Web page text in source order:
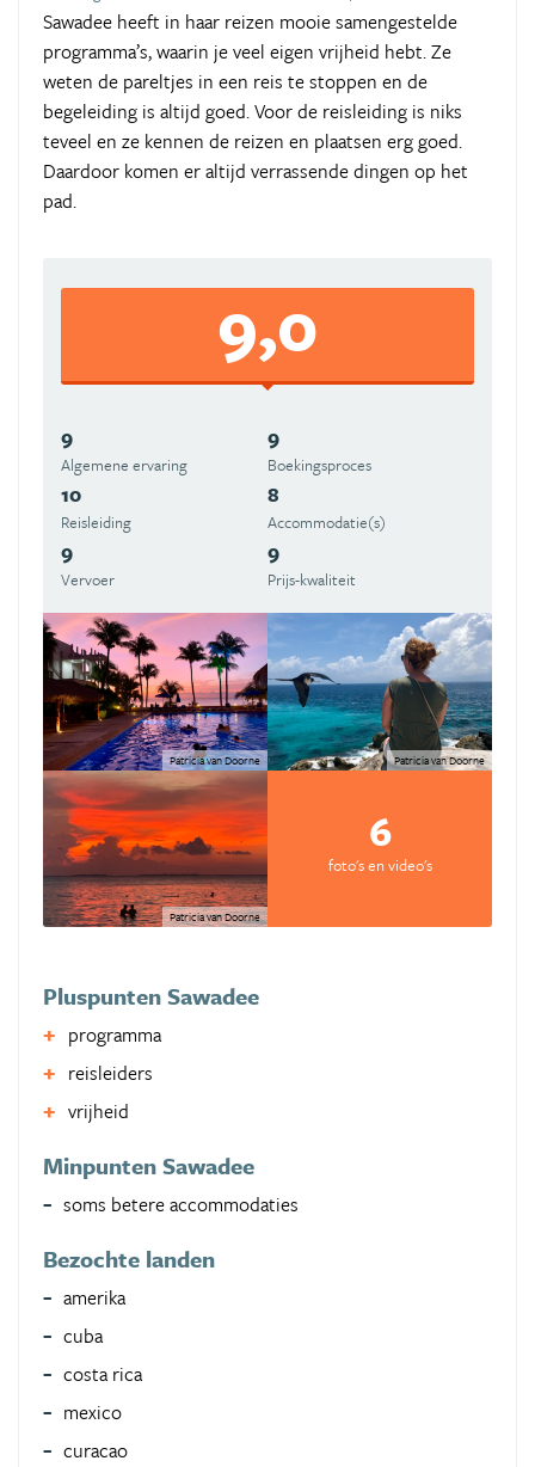
Sawadee heeft in haar reizen mooie samengestelde
programma’s, waarin je veel eigen vrijheid hebt. Ze
weten de pareltjes in een reis te stoppen en de
begeleiding is altijd goed. Voor de reisleiding is niks
teveel en ze kennen de reizen en plaatsen erg goed.
Daardoor komen er altijd verrassende dingen op het
pad.
9,0
9
Algemene ervaring
9
Boekingsproces
10
Reisleiding
8
Accommodatie(s)
9
Vervoer
9
Prijs-kwaliteit
Patricia van Doorne Patricia van Doorne
Patricia van Doorne
6
foto's en video's
Pluspunten Sawadee
programma
reisleiders
vrijheid
Minpunten Sawadee
soms betere accommodaties
Bezochte landen
amerika
cuba
costa rica
mexico
curacao